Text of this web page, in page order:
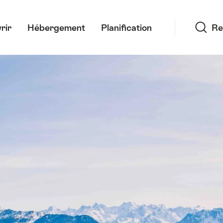
Hébergement Planification